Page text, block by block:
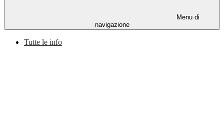
Menu di
navigazione
Tutte le info